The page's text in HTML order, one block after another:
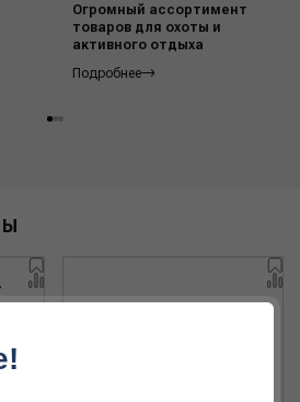
Огромный ассортимент
товаров для охоты и
активного отдыха
Подробнее